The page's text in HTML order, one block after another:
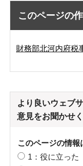
このページの
財務部北河内府税
より良いウェブ
意見をお聞かせ
このページの情報
1：役に立った